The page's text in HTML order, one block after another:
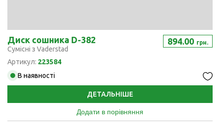
Диск сошника D-382
Сумісні з Vaderstad
Артикул: 223584
894.00 грн.
В наявності
ДЕТАЛЬНІШЕ
Додати в порівняння